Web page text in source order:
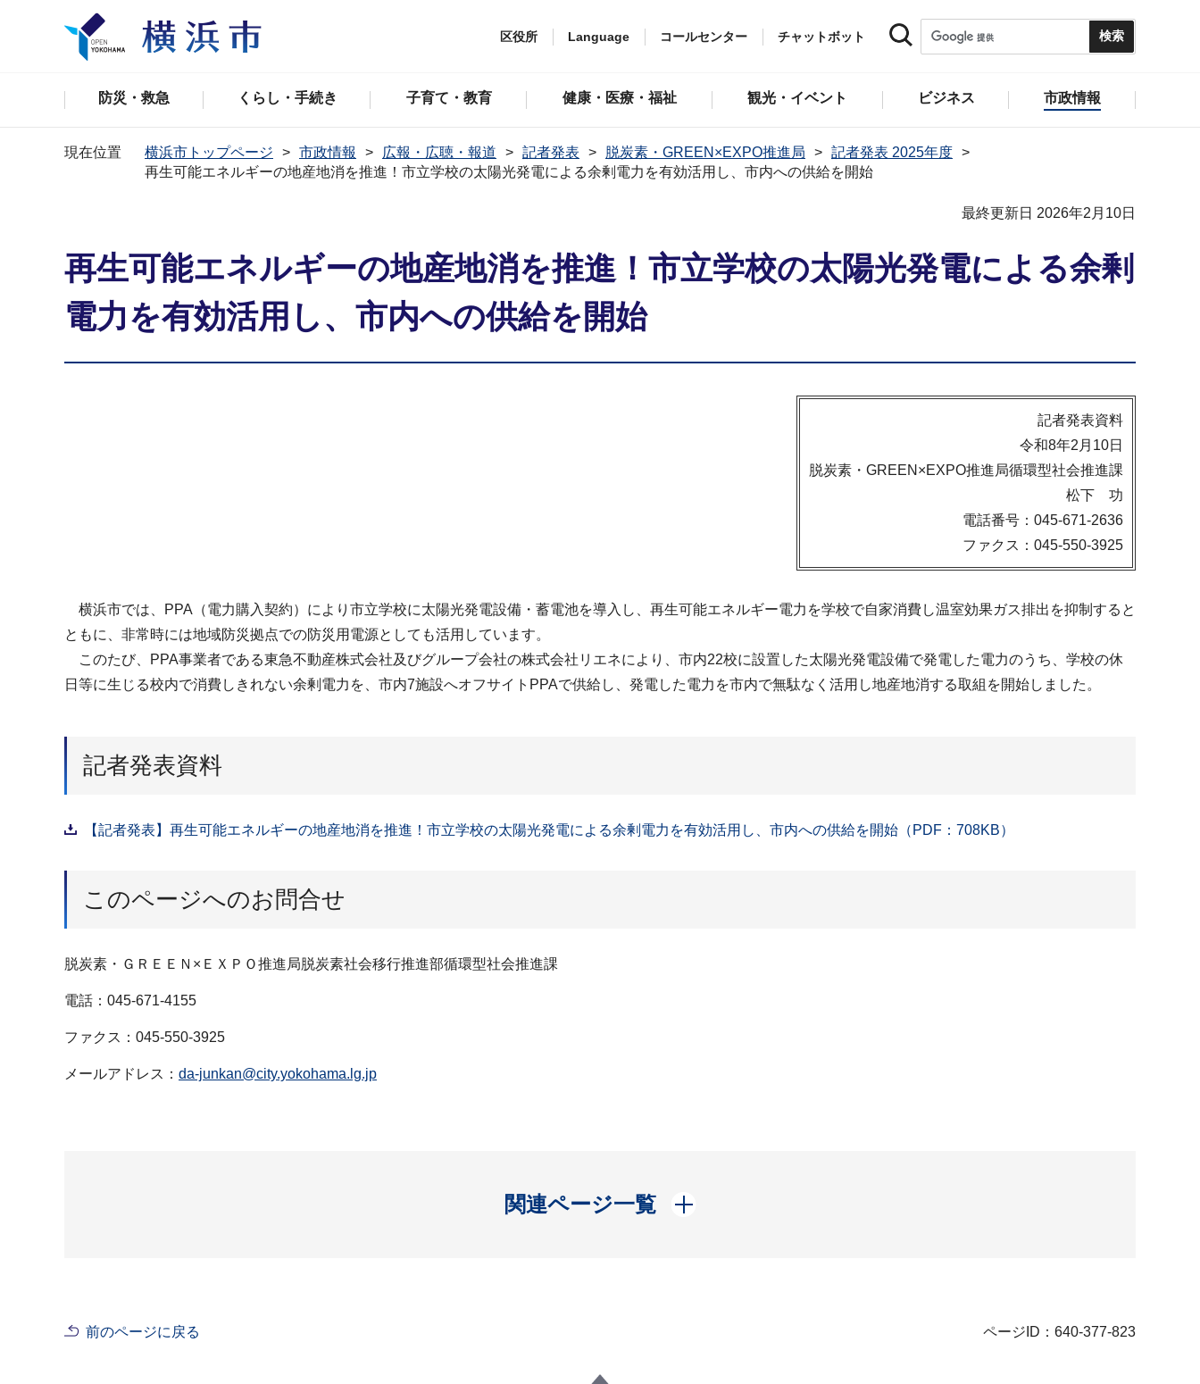
区役所 Language コールセンター チャットボット
防災・救急 くらし・手続き 子育て・教育 健康・医療・福祉 観光・イベント ビジネス 市政情報
現在位置 横浜市トップページ 市政情報 広報・広聴・報道 記者発表 脱炭素・GREEN×EXPO推進局
記者発表 2025年度
再生可能エネルギーの地産地消を推進！市立学校の太陽光発電による余剰電力を有効活用し、市内への供給を開始
最終更新日 2026年2月10日
再生可能エネルギーの地産地消を推進！市立学校の太陽光発電による余剰
電力を有効活用し、市内への供給を開始
記者発表資料
令和8年2月10日
脱炭素・GREEN×EXPO推進局循環型社会推進課
松下 功
電話番号：045-671-2636
ファクス：045-550-3925
横浜市では、PPA（電力購入契約）により市立学校に太陽光発電設備・蓄電池を導入し、再生可能エネルギー電力を学校で自家消費し温室効果ガス排出を抑制すると
ともに、非常時には地域防災拠点での防災用電源としても活用しています。
このたび、PPA事業者である東急不動産株式会社及びグループ会社の株式会社リエネにより、市内22校に設置した太陽光発電設備で発電した電力のうち、学校の休
日等に生じる校内で消費しきれない余剰電力を、市内7施設へオフサイトPPAで供給し、発電した電力を市内で無駄なく活用し地産地消する取組を開始しました。
記者発表資料
【記者発表】再生可能エネルギーの地産地消を推進！市立学校の太陽光発電による余剰電力を有効活用し、市内への供給を開始（PDF：708KB）
このページへのお問合せ
脱炭素・ＧＲＥＥＮ×ＥＸＰＯ推進局脱炭素社会移行推進部循環型社会推進課
電話：045-671-4155
ファクス：045-550-3925
メールアドレス： da-junkan@city.yokohama.lg.jp
関連ページ一覧
開く
前のページに戻る ページID：640-377-823